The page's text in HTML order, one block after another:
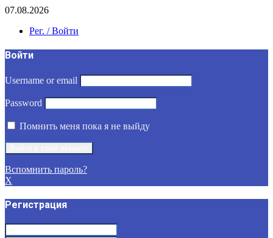
07.08.2026
Рег. / Войти
Войти
Username or email
Password
Помнить меня пока я не выйду
Вспомнить пароль?
X
Регистрация